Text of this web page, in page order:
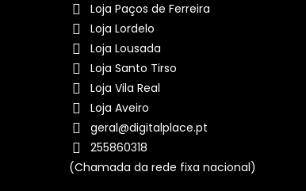
Loja Paços de Ferreira
Loja Lordelo
Loja Lousada
Loja Santo Tirso
Loja Vila Real
Loja Aveiro
geral@digitalplace.pt
255860318
(Chamada da rede fixa nacional)